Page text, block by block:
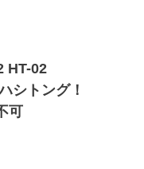
HT-02
シトング！
可